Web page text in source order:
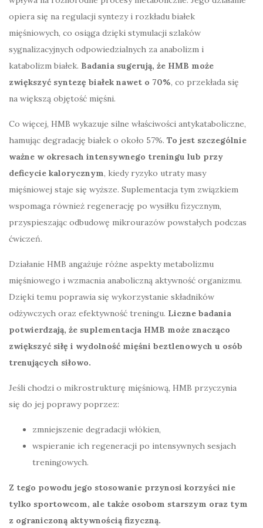
opiera się na regulacji syntezy i rozkładu białek
mięśniowych, co osiąga dzięki stymulacji szlaków
sygnalizacyjnych odpowiedzialnych za anabolizm i
katabolizm białek. Badania sugerują, że HMB może
zwiększyć syntezę białek nawet o 70%, co przekłada się
na większą objętość mięśni.
Co więcej, HMB wykazuje silne właściwości antykataboliczne,
hamując degradację białek o około 57%. To jest szczególnie
ważne w okresach intensywnego treningu lub przy
deficycie kalorycznym, kiedy ryzyko utraty masy
mięśniowej staje się wyższe. Suplementacja tym związkiem
wspomaga również regenerację po wysiłku fizycznym,
przyspieszając odbudowę mikrourazów powstałych podczas
ćwiczeń.
Działanie HMB angażuje różne aspekty metabolizmu
mięśniowego i wzmacnia anaboliczną aktywność organizmu.
Dzięki temu poprawia się wykorzystanie składników
odżywczych oraz efektywność treningu. Liczne badania
potwierdzają, że suplementacja HMB może znacząco
zwiększyć siłę i wydolność mięśni beztlenowych u osób
trenujących siłowo.
Jeśli chodzi o mikrostrukturę mięśniową, HMB przyczynia
się do jej poprawy poprzez:
zmniejszenie degradacji włókien,
wspieranie ich regeneracji po intensywnych sesjach
treningowych.
Z tego powodu jego stosowanie przynosi korzyści nie
tylko sportowcom, ale także osobom starszym oraz tym
z ograniczoną aktywnością fizyczną.